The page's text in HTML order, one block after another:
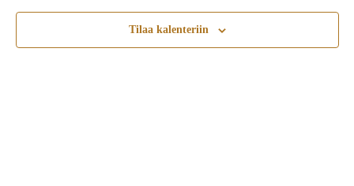
Tilaa kalenteriin